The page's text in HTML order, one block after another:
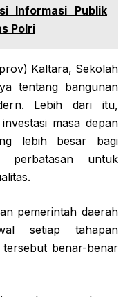
Informasi Publik
Polri
Kaltara, Sekolah
tentang bangunan
Lebih dari itu,
masa depan
lebih besar bagi
perbatasan untuk
pemerintah daerah
setiap tahapan
benar-benar